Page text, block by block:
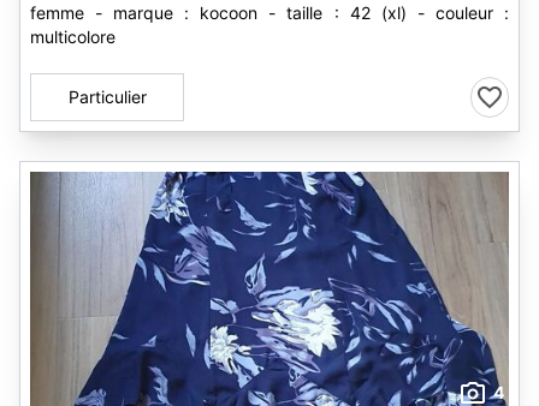
femme - marque : kocoon - taille : 42 (xl) - couleur :
multicolore
Particulier
4